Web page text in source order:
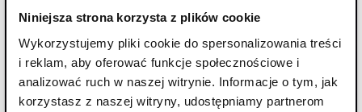
Niniejsza strona korzysta z plików cookie
Wykorzystujemy pliki cookie do spersonalizowania treści
i reklam, aby oferować funkcje społecznościowe i
analizować ruch w naszej witrynie. Informacje o tym, jak
korzystasz z naszej witryny, udostępniamy partnerom